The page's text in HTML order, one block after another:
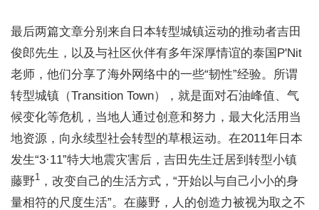
最后两篇文章分别来自日本转型城镇运动的推动者吉田
俊郎先生，以及与社区伙伴有多年深厚情谊的泰国P'Nit
老师，他们分享了海外网络中的一些“韧性”经验。所谓
转型城镇（Transition Town），就是面对石油峰值、气
候变化等危机，当地人通过创意和努力，最大化活用当
地资源，向永续型社会转型的草根运动。在2011年日本
发生“3·11”特大地震灾害后，吉田先生迁居到转型小镇
藤野1 ，改变自己的生活方式，“开始以与自己小小的身
量相符的尺度生活”。在藤野，人的创造力被视为取之不